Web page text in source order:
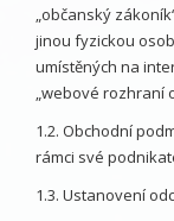
„občanský
jinou fyzickou
umístěných na
„webové rozhraní
1.2. Obchodní
rámci své
1.3. Ustanovení